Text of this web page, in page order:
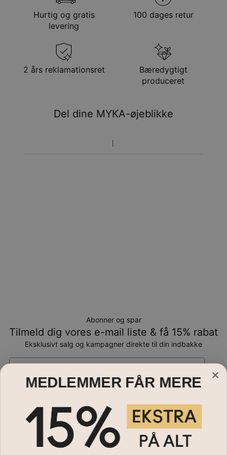
Hypoallergenisk
Metode Anslået leveringsdato
Gratis levering
søn. 23. aug. - man.
24. aug.
Hastelevering
ons. 12. aug. - fre. 14.
aug.
Du vil ikke blive opkrævet yderligere afgifter.
Vær opmærksom på at tidsperioden nævnt ovenfor er
Hurtig og gratis
levering
100 dages retur
2 års reklamationsret
Bæredygtigt
produceret
Del dine MYKA-øjeblikke
Abonner og spar
Tilmeld dig vores e-mail liste & få 15% rabat
Eksklusivt salg og kampagner direkte til din indbakke
Smykker
Halskæder
MEDLEMMER FÅR MERE